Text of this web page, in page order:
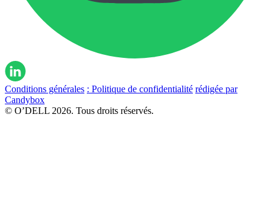
Conditions générales : Politique de confidentialité rédigée par
Candybox
© O’DELL 2026. Tous droits réservés.